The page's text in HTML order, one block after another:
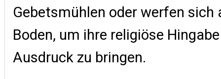
Gebetsmühlen oder werfen sich
Boden, um ihre religiöse
Ausdruck zu bringen.